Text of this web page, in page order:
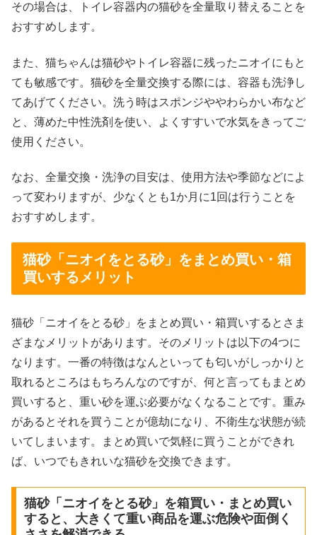
その場合は、トイレ容器内の猫砂を全量取り替えることを
おすすめします。
また、猫ちゃんは猫砂やトイレ容器に残ったニオイにもと
ても敏感です。猫砂を全量交換する際には、容器も洗浄し
てあげてください。洗う時はスポンジややわらかい布など
と、薄めた中性洗剤を使い、よくすすいで水気をきってご
使用ください。
なお、全量交換・洗浄の目安は、使用方法や季節などによ
って変わりますが、少なくとも1か月に1回は行うことを
おすすめします。
猫砂「ニオイをとる砂」をまとめ買い・箱
買いするメリット
猫砂「ニオイをとる砂」をまとめ買い・箱買いするとさま
ざまなメリットがあります。そのメリットは以下の4つに
なります。一番の特徴はなんといっても匂いがしっかりと
取れるところはもちろんなのですが、何と言ってもまとめ
買いすると、重い砂を運ぶ必要がなくなることです。重み
があるとそれを買うことが億劫になり、不衛生な状態が続
いてしまいます。まとめ買いで気軽に買うことができれ
ば、いつでもきれいな猫砂を交換できます。
猫砂「ニオイをとる砂」を箱買い・まとめ買い
すると、大きくて重い商品を運ぶ危険や面倒く